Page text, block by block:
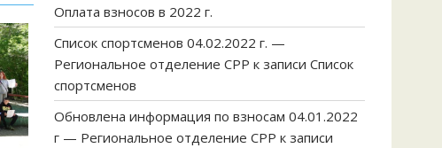
Оплата взносов в 2022 г.
Список спортсменов 04.02.2022 г. —
Региональное отделение СРР к записи Список
спортсменов
Обновлена информация по взносам 04.01.2022
г — Региональное отделение СРР к записи